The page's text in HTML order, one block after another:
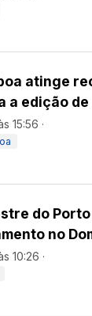
atinge
a edição de
15:56 ·
do
no
10:26 ·